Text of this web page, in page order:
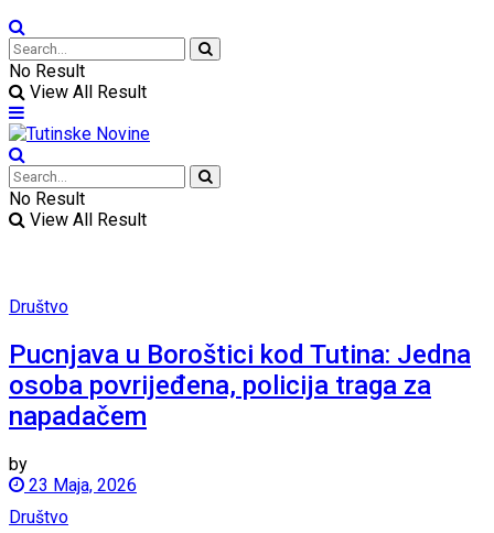
No Result
View All Result
No Result
View All Result
Društvo
Pucnjava u Boroštici kod Tutina: Jedna
osoba povrijeđena, policija traga za
napadačem
by
23 Maja, 2026
Društvo